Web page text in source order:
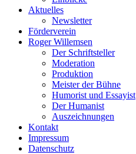
Aktuelles
Newsletter
Förderverein
Roger Willemsen
Der Schriftsteller
Moderation
Produktion
Meister der Bühne
Humorist und Essayist
Der Humanist
Auszeichnungen
Kontakt
Impressum
Datenschutz